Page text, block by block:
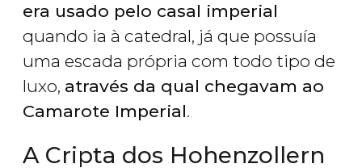
era usado pelo casal imperial
quando ia à catedral, já que possuía
uma escada própria com todo tipo de
luxo, através da qual chegavam ao
Camarote Imperial.
A Cripta dos Hohenzollern